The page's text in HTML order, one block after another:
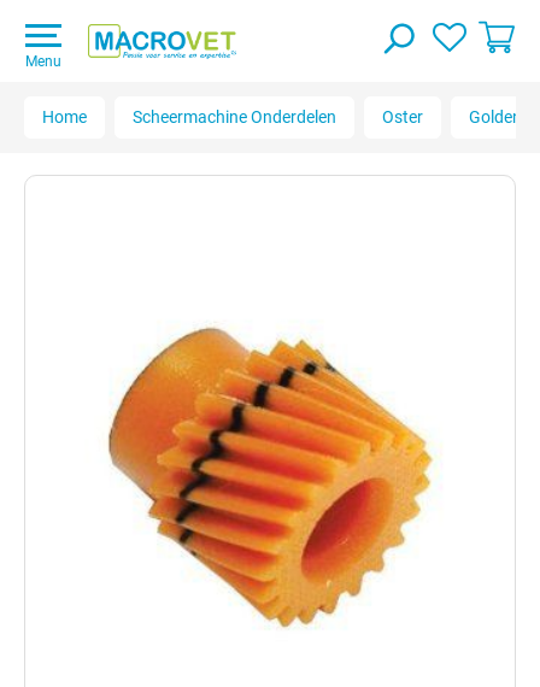
Menu
Home Scheermachine Onderdelen Oster Golden